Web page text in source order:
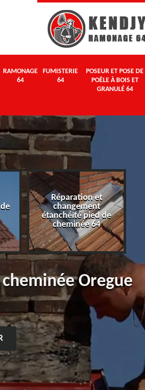
RAMONAGE
64
FUMISTERIE
64
POSEUR ET POSE DE
POÊLE À BOIS ET
GRANULÉ 64
Réparation et
changement
étanchéité pied de
cheminée 64
Oregue